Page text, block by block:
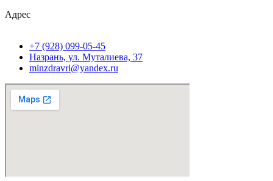
Адрес
+7 (928) 099-05-45
Назрань, ул. Муталиева, 37
minzdravri@yandex.ru